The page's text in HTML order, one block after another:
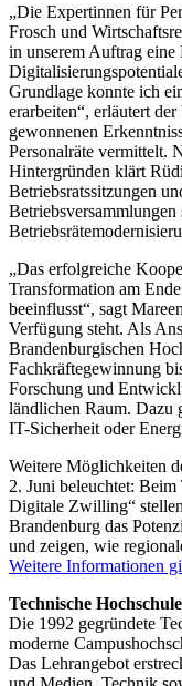
„Die Expertinnen für
Frosch und
in unserem Auftrag
Grundlage konnte ich
erarbeiten“, erläutert
gewonnenen
Personalräte vermittelt.
Hintergründen klärt
Betriebsratssitzungen
Betriebsversammlungen
„Das erfolgreiche
Transformation am
beeinflusst“, sagt
Verfügung steht. Als
Brandenburgischen
Fachkräftegewinnung
Forschung und
ländlichen Raum. Dazu
IT-Sicherheit oder
Weitere Möglichkeiten
2. Juni beleuchtet:
Digitale Zwilling“
Brandenburg das
und zeigen, wie
Weitere Informationen
Technische
Die 1992 gegründete
moderne
Das Lehrangebot